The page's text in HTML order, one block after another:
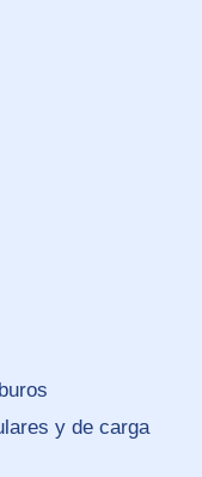
y de carga